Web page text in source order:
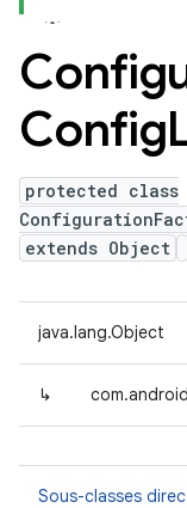
Config
protected class
extends Object
java.lang.Object
↳
Sous-classes